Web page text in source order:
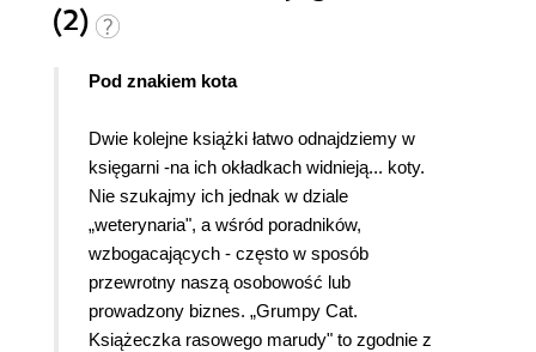
(2)
Pod znakiem kota
Dwie kolejne książki łatwo odnajdziemy w
księgarni -na ich okładkach widnieją... koty.
Nie szukajmy ich jednak w dziale
„weterynaria", a wśród poradników,
wzbogacających - często w sposób
przewrotny naszą osobowość lub
prowadzony biznes. „Grumpy Cat.
Książeczka rasowego marudy" to zgodnie z